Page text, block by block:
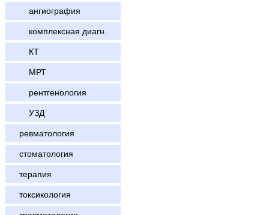
ангиография
комплексная диагн.
КТ
МРТ
рентгенология
УЗД
ревматология
стоматология
терапия
токсикология